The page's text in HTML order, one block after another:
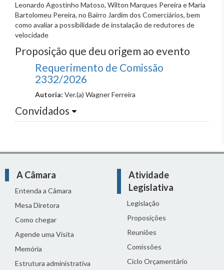
Leonardo Agostinho Matoso, Wilton Marques Pereira e Maria
Bartolomeu Pereira, no Bairro Jardim dos Comerciários, bem
como avaliar a possibilidade de instalação de redutores de
velocidade
Proposição que deu origem ao evento
Requerimento de Comissão
2332/2026
Autoria: Ver.(a) Wagner Ferreira
Convidados
A Câmara
Entenda a Câmara
Mesa Diretora
Como chegar
Agende uma Visita
Memória
Estrutura administrativa
Atividade
Legislativa
Legislação
Proposições
Reuniões
Comissões
Ciclo Orçamentário